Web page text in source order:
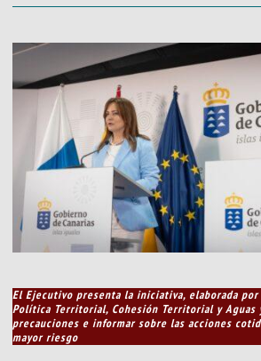
El Ejecutivo presenta la iniciativa, elaborada
Política Territorial, Cohesión Territorial y
precauciones e informar sobre las acciones
mayor riesgo